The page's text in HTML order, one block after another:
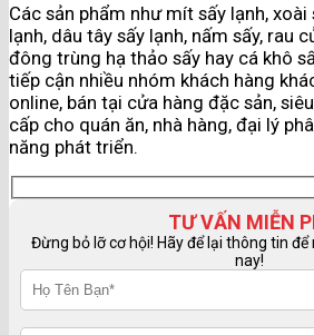
Các sản phẩm như mít sấy lạnh, xoài
lạnh, dâu tây sấy lạnh, nấm sấy, rau
đông trùng hạ thảo sấy hay cá khô
tiếp cận nhiều nhóm khách hàng
online, bán tại cửa hàng đặc sản,
cấp cho quán ăn, nhà hàng, đại lý
năng phát triển.
TƯ VẤN MIỄN
Đừng bỏ lỡ cơ hội! Hãy để lại thông tin
nay!